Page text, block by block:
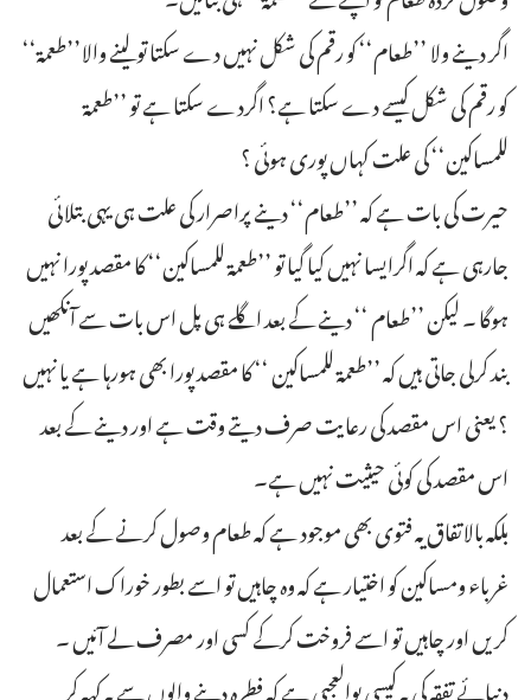
اگر دینے ولا ’’طعام‘‘ کو رقم کی شکل نہیں دے سکتا تو لینے والا’’طعمۃ‘‘
کو رقم کی شکل کیسے دے سکتا ہے؟ اگردے سکتا ہے تو ’’طعمۃ
للمساکین‘‘ کی علت کہاں پوری ہوئی ؟
حیرت کی بات ہے کہ ’’طعام‘‘ دینے پراصرار کی علت ہی یہی بتلائی
جارہی ہے کہ اگرایسا نہیں کیا گیا تو ’’طعمۃ للمساکین‘‘ کا مقصد پورا نہیں
ہوگا ۔ لیکن ’’طعام ‘‘ دینے کے بعد اگلے ہی پل اس بات سے آنکھیں
بند کرلی جاتی ہیں کہ ’’طعمۃ للمساکین ‘‘ کا مقصد پورا بھی ہورہا ہے یا نہیں
؟ یعنی اس مقصد کی رعایت صرف دیتے وقت ہے اور دینے کے بعد
اس مقصد کی کوئی حیثیت نہیں ہے۔
بلکہ بالاتفاق یہ فتوی بھی موجود ہے کہ طعام وصول کرنے کے بعد
غرباء ومساکین کو اختیار ہے کہ وہ چاہیں تو اسے بطور خوراک استعمال
کریں اور چاہیں تو اسے فروخت کرکے کسی اور مصرف لے آئیں ۔
دنیائے تفقہ کی یہ کیسی بوالعجبی ہے کہ فطرہ دینے والوں سے یہ کہہ کر